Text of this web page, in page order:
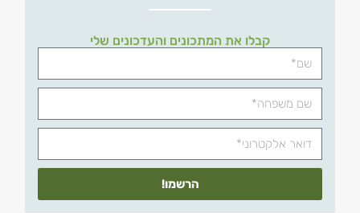
קבלו את המתכונים והעדכונים שלי
הרשמו!